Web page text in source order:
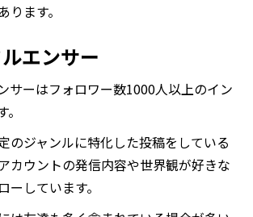
ます。
エンサー
サーはフォロワー数1000人以上のイン
のジャンルに特化した投稿をしている
カウントの発信内容や世界観が好きな
ーしています。